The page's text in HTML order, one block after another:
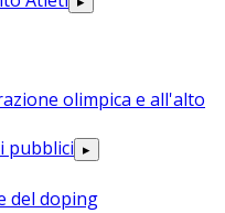
olimpica e all'alto
pubblici ▸
del doping